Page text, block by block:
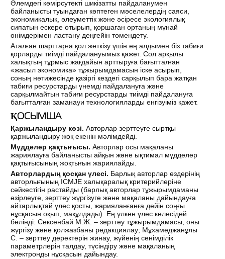
Әлемдегі көмірсутекті шикізатты пайдаланумен
байланысты туындаған көптеген мәселелердің саяси,
экономикалық, әлеуметтік және әсіресе экологиялық
сипатын ескере отырып, қоршаған ортаның мұнай
өнімдерімен ластану деңгейін төмендету.
Аталған шарттарға қол жеткізу үшін ең алдымен біз табиғи
қорларды тиімді пайдалануымыз қажет. Сол арқылы
халықтың тұрмыс жағдайын арттыруға бағытталған
«жасыл экономика» тұжырымдамасын іске асырып,
соның нәтижесінде қазіргі кездегі сарқылып бара жатқан
табиғи ресурстарды үнемді пайдалануға және
сарқылмайтын табиғи ресурстарды тиімді пайдалануға
бағытталған заманауи технологияларды енгізуіміз қажет.
ҚОСЫМША
Қаржыландыру көзі. Авторлар зерттеуге сыртқы
қаржыландыру жоқ екенін мәлімдейді.
Мүдделер қақтығысы. Авторлар осы мақаланы
жариялауға байланысты айқын және ықтимал мүдделер
қақтығысының жоқтығын жариялайды.
Авторлардың қосқан үлесі. Барлық авторлар өздерінің
авторлығының ICMJE халықаралық критерийлеріне
сәйкестігін растайды (барлық авторлар тұжырымдаманы
әзірлеуге, зерттеу жүргізуге және мақаланы дайындауға
айтарлықтай үлес қосты, жарияланғанға дейін соңғы
нұсқасын оқып, мақұлдады). Ең үлкен үлес келесідей
бөлінді: Сексенбай М.Ж. – зерттеу тұжырымдамасы, оны
жүргізу және қолжазбаны редакциялау; Мұхамеджанұлы
С. – зерттеу деректерін жинау, жүйенің сенімділік
параметрлерін талдау, түсіндіру және мақаланың
электронды нұсқасын дайындау.